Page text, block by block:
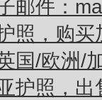
邮件：
照，购
国/欧洲/
护照，